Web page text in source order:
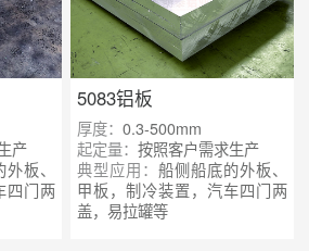
产
板、
四门两
5083铝板
厚度： 0.3-500mm
起定量： 按照客户需求生产
典型应用： 船侧船底的外板、
甲板，制冷装置，汽车四门两
盖，易拉罐等